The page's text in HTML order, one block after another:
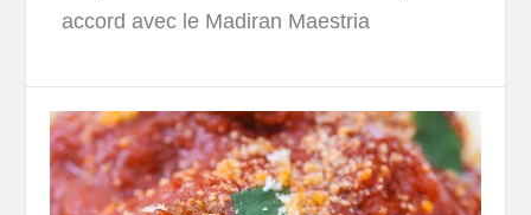
accord avec le Madiran Maestria